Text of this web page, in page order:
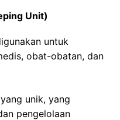
Unit)
untuk
obat-obatan, dan
unik, yang
pengelolaan